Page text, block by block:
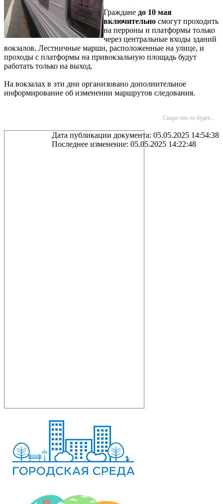
Граждане до 10 мая
включительно смогут проходить
на перроны и платформы только
через центральные входы зданий
вокзалов. Лестничные марши, расположенные на улице, и
проходы с платформы на привокзальную площадь будут
работать только на выход.
На вокзалах в эти дни организовано дополнительное
информирование об изменении маршрутов следования.
Скоро что то будет...
Дата публикации документа: 05.05.2025 14:54:38
Последнее изменение: 05.05.2025 14:22:48